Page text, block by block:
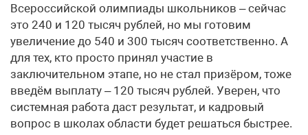
Всероссийской олимпиады школьников – сейчас
это 240 и 120 тысяч рублей, но мы готовим
увеличение до 540 и 300 тысяч соответственно. А
для тех, кто просто принял участие в
заключительном этапе, но не стал призёром, тоже
введём выплату – 120 тысяч рублей. Уверен, что
системная работа даст результат, и кадровый
вопрос в школах области будет решаться быстрее.